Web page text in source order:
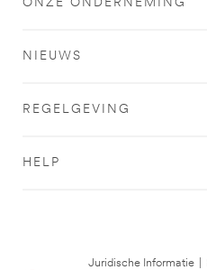
ONZE ONDERNEMING
NIEUWS
REGELGEVING
HELP
Juridische Informatie